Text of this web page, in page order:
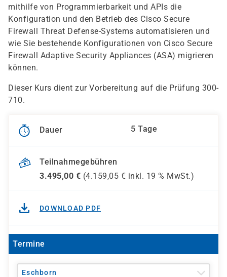
mithilfe von Programmierbarkeit und APIs die
Konfiguration und den Betrieb des Cisco Secure
Firewall Threat Defense-Systems automatisieren und
wie Sie bestehende Konfigurationen von Cisco Secure
Firewall Adaptive Security Appliances (ASA) migrieren
können.
Dieser Kurs dient zur Vorbereitung auf die Prüfung 300-
710.
Dauer 5 Tage
Teilnahmegebühren
3.495,00 € (4.159,05 € inkl. 19 % MwSt.)
DOWNLOAD PDF
Termine
Eschborn